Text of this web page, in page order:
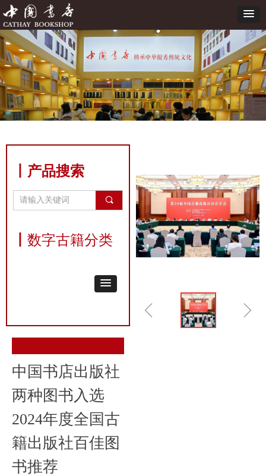
ꁆ ꁇ
中国书店出版社
两种图书入选
2024年度全国古
籍出版社百佳图
书推荐
丨产品搜索
끠
数字古籍分类